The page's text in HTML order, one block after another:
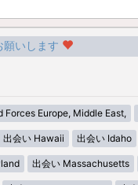
願いします
Forces Europe, Middle East,
出会い Hawaii 出会い Idaho
出会い Massachusetts